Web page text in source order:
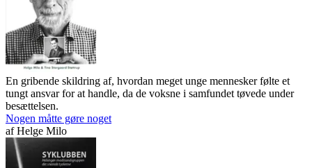
En gribende skildring af, hvordan meget unge mennesker følte et
tungt ansvar for at handle, da de voksne i samfundet tøvede under
besættelsen.
Nogen måtte gøre noget
afHelge Milo